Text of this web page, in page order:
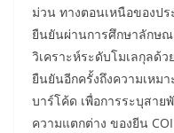
ม่วน ทางตอนเหนือของป
ยืนยันผ่านการศึกษาลักษ
วิเคราะห์ระดับโมเลกุลด้
ยืนยันอีกครั้งถึงความเหม
บาร์โค้ด เพื่อการระบุสาย
ความแตกต่าง ของยีน